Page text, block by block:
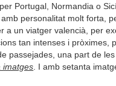
Portugal, Normandia o
personalitat molt forta,
a un viatger valencià, per
tan intenses i
passejades, una part de
imatges. I amb setanta